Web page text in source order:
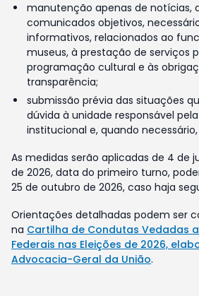
manutenção apenas de notícias,
comunicados objetivos,
informativos, relacionados ao
museus, à prestação de serviços
programação cultural e às
transparência;
submissão prévia das situações
dúvida à unidade responsável
institucional e, quando
As medidas serão aplicadas de 4 de
de 2026, data do primeiro turno,
25 de outubro de 2026, caso haja
Orientações detalhadas podem ser
na Cartilha de Condutas Vedadas
Federais nas Eleições de 2026,
Advocacia-Geral da União.